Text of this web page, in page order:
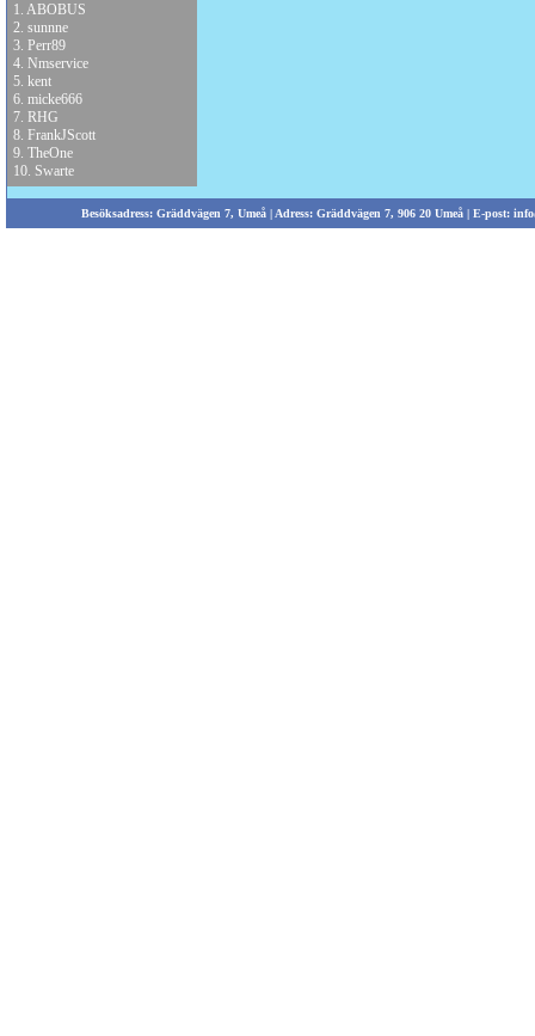
1. ABOBUS
2. sunnne
3. Perr89
4. Nmservice
5. kent
6. micke666
7. RHG
8. FrankJScott
9. TheOne
10. Swarte
Besöksadress: Gräddvägen 7, Umeå | Adress: Gräddvägen 7, 906 20 Umeå | E-post: